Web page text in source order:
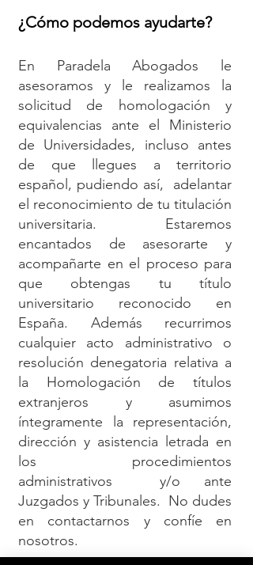
¿Cómo podemos ayudarte?
En Paradela Abogados le
asesoramos y le realizamos la
solicitud de homologación y
equivalencias ante el Ministerio
de Universidades, incluso antes
de que llegues a territorio
español, pudiendo así, adelantar
el reconocimiento de tu titulación
universitaria. Estaremos
encantados de asesorarte y
acompañarte en el proceso para
que obtengas tu título
universitario reconocido en
España. Además recurrimos
cualquier acto administrativo o
resolución denegatoria relativa a
la Homologación de títulos
extranjeros y asumimos
íntegramente la representación,
dirección y asistencia letrada en
los procedimientos
administrativos y/o ante
Juzgados y Tribunales. No dudes
en contactarnos y confíe en
nosotros.